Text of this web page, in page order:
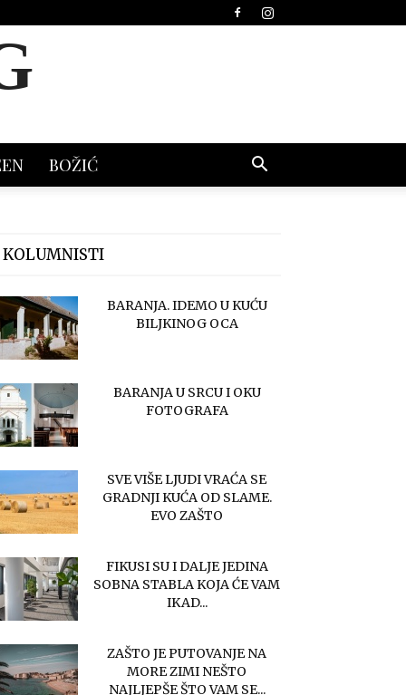
BOŽIĆ
KOLUMNISTI
BARANJA. IDEMO U KUĆU
BILJKINOG OCA
BARANJA U SRCU I OKU
FOTOGRAFA
SVE VIŠE LJUDI VRAĆA SE
GRADNJI KUĆA OD SLAME.
EVO ZAŠTO
FIKUSI SU I DALJE JEDINA
SOBNA STABLA KOJA ĆE VAM
IKAD...
ZAŠTO JE PUTOVANJE NA
MORE ZIMI NEŠTO
NAJLJEPŠE ŠTO VAM SE...